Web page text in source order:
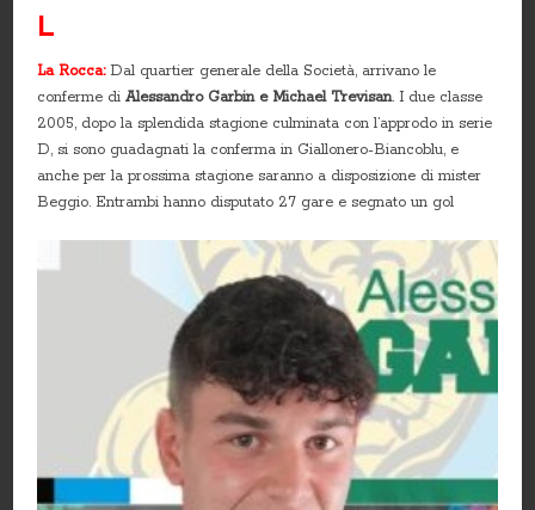
L
La Rocca: Dal quartier generale della Società, arrivano le
conferme diAlessandro Garbin e Michael Trevisan. I due classe
2005, dopo la splendida stagione culminata con l’approdo in serie
D, si sono guadagnati la conferma in Giallonero-Biancoblu, e
anche per la prossima stagione saranno a disposizione di mister
Beggio. Entrambi hanno disputato 27 gare e segnato un gol